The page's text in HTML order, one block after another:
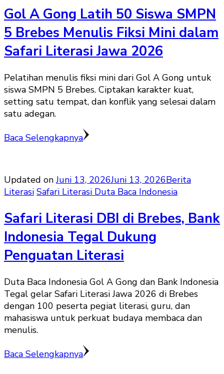
Gol A Gong Latih 50 Siswa SMPN
5 Brebes Menulis Fiksi Mini dalam
Safari Literasi Jawa 2026
Pelatihan menulis fiksi mini dari Gol A Gong untuk
siswa SMPN 5 Brebes. Ciptakan karakter kuat,
setting satu tempat, dan konflik yang selesai dalam
satu adegan.
Baca Selengkapnya
Updated onJuni 13, 2026Juni 13, 2026Berita
Literasi Safari Literasi Duta Baca Indonesia
Safari Literasi DBI di Brebes, Bank
Indonesia Tegal Dukung
Penguatan Literasi
Duta Baca Indonesia Gol A Gong dan Bank Indonesia
Tegal gelar Safari Literasi Jawa 2026 di Brebes
dengan 100 peserta pegiat literasi, guru, dan
mahasiswa untuk perkuat budaya membaca dan
menulis.
Baca Selengkapnya